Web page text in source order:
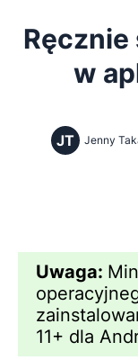
w
JT Jenny
Uwaga:
11+ dla